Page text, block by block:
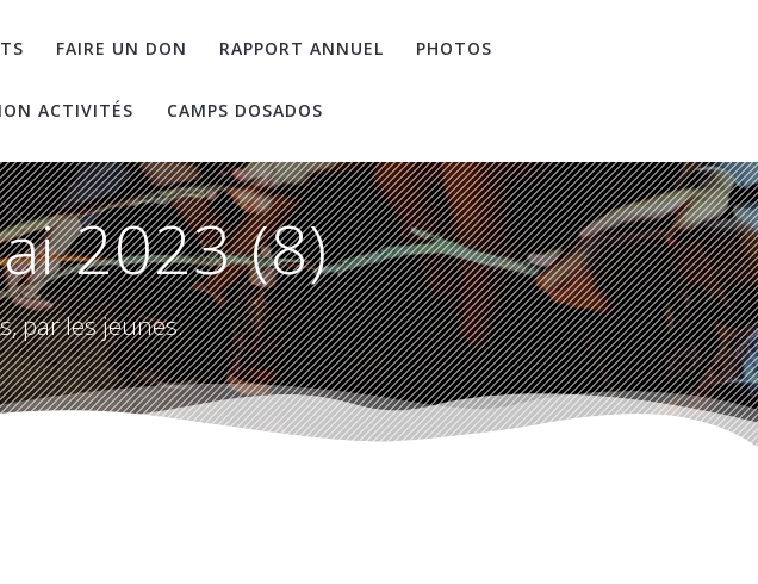
FAIRE UN DON RAPPORT ANNUEL PHOTOS
ACTIVITÉS CAMPS DOSADOS
2023 (8)
par les jeunes.